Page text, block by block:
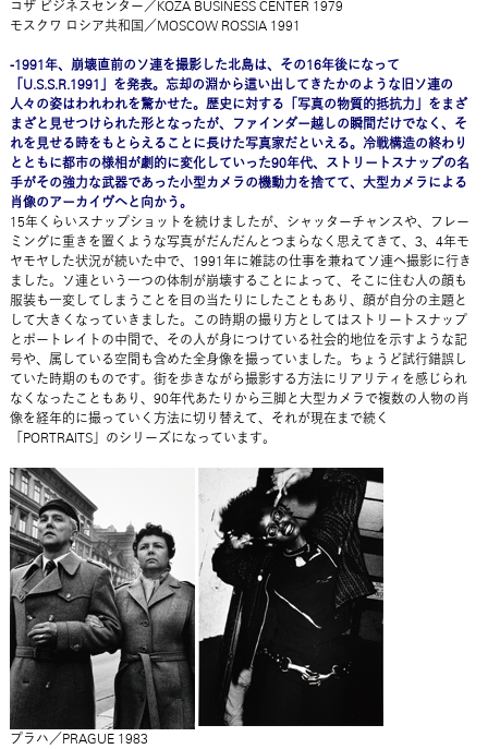
コザ ビジネスセンター／KOZA BUSINESS CENTER 1979
モスクワ ロシア共和国／MOSCOW ROSSIA 1991
-1991年、崩壊直前のソ連を撮影した北島は、その16年後になって
「U.S.S.R.1991」を発表。忘却の淵から這い出してきたかのような旧ソ連の
人々の姿はわれわれを驚かせた。歴史に対する「写真の物質的抵抗力」をまざ
まざと見せつけられた形となったが、ファインダー越しの瞬間だけでなく、そ
れを見せる時をもとらえることに長けた写真家だといえる。冷戦構造の終わり
とともに都市の様相が劇的に変化していった90年代、ストリートスナップの名
手がその強力な武器であった小型カメラの機動力を捨てて、大型カメラによる
肖像のアーカイヴへと向かう。
15年くらいスナップショットを続けましたが、シャッターチャンスや、フレー
ミングに重きを置くような写真がだんだんとつまらなく思えてきて、3、4年モ
ヤモヤした状況が続いた中で、1991年に雑誌の仕事を兼ねてソ連へ撮影に行き
ました。ソ連という一つの体制が崩壊することによって、そこに住む人の顔も
服装も一変してしまうことを目の当たりにしたこともあり、顔が自分の主題と
して大きくなっていきました。この時期の撮り方としてはストリートスナップ
とポートレイトの中間で、その人が身につけている社会的地位を示すような記
号や、属している空間も含めた全身像を撮っていました。ちょうど試行錯誤し
ていた時期のものです。街を歩きながら撮影する方法にリアリティを感じられ
なくなったこともあり、90年代あたりから三脚と大型カメラで複数の人物の肖
像を経年的に撮っていく方法に切り替えて、それが現在まで続く
「PORTRAITS」のシリーズになっています。
プラハ／PRAGUE 1983